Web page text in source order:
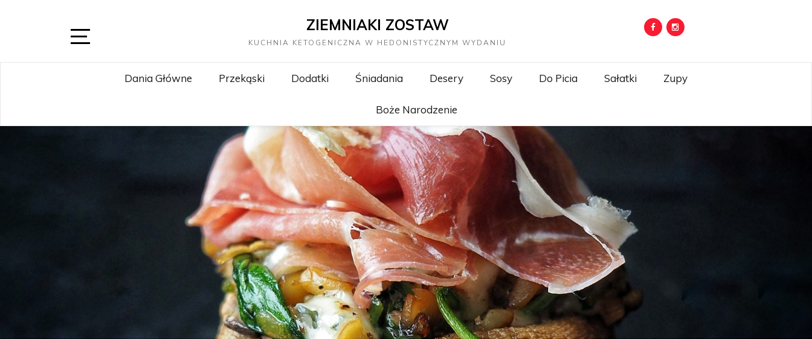
ZIEMNIAKI ZOSTAW
KUCHNIA KETOGENICZNA W HEDONISTYCZNYM WYDANIU
Dania Główne Przekąski Dodatki Śniadania Desery Sosy Do Picia Sałatki Zupy
Boże Narodzenie